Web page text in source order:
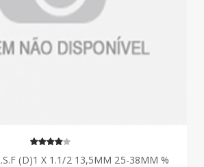
(D)1 X 1.1/2 13,5MM 25-38MM %